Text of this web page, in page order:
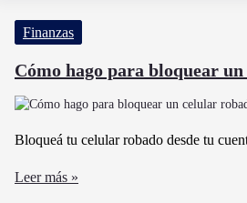
un
abogado
laboral
su
trabajo
Argentina
Finanzas
Cómo hago para bloquear
Bloqueá tu celular robado desde tu
Cómo
Leer más »